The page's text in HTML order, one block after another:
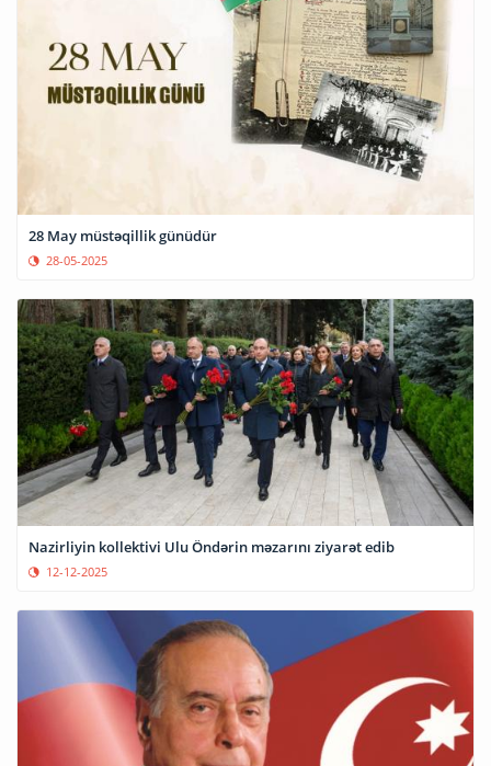
28 May müstəqillik günüdür
28-05-2025
Nazirliyin kollektivi Ulu Öndərin məzarını ziyarət edib
12-12-2025